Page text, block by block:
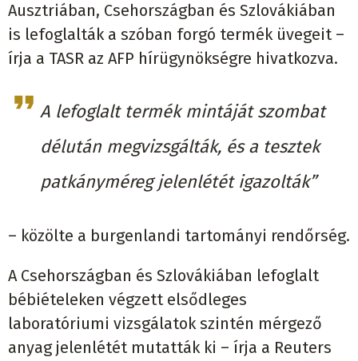
Ausztriában, Csehországban és Szlovákiában
is lefoglalták a szóban forgó termék üvegeit –
írja a TASR az AFP hírügynökségre hivatkozva.
A lefoglalt termék mintáját szombat
délután megvizsgálták, és a tesztek
patkányméreg jelenlétét igazolták”
– közölte a burgenlandi tartományi rendőrség.
A Csehországban és Szlovákiában lefoglalt
bébiételeken végzett elsődleges
laboratóriumi vizsgálatok szintén mérgező
anyag jelenlétét mutatták ki – írja a Reuters